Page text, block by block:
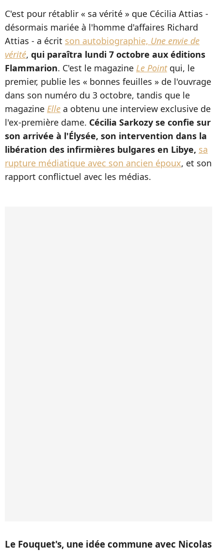
C'est pour rétablir « sa vérité » que Cécilia Attias -
désormais mariée à l'homme d'affaires Richard
Attias - a écrit son autobiographie, Une envie de
vérité, qui paraîtra lundi 7 octobre aux éditions
Flammarion. C'est le magazine Le Pointqui, le
premier, publie les « bonnes feuilles » de l'ouvrage
dans son numéro du 3 octobre, tandis que le
magazine Elle a obtenu une interview exclusive de
l'ex-première dame. Cécilia Sarkozy se confie sur
son arrivée à l'Élysée, son intervention dans la
libération des infirmières bulgares en Libye, sa
rupture médiatique avec son ancien époux, et son
rapport conflictuel avec les médias.
Le Fouquet's, une idée commune avec Nicolas